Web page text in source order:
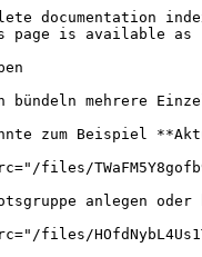
documentation
page is available as
bündeln mehrere
zum Beispiel
files/
anlegen oder
files/